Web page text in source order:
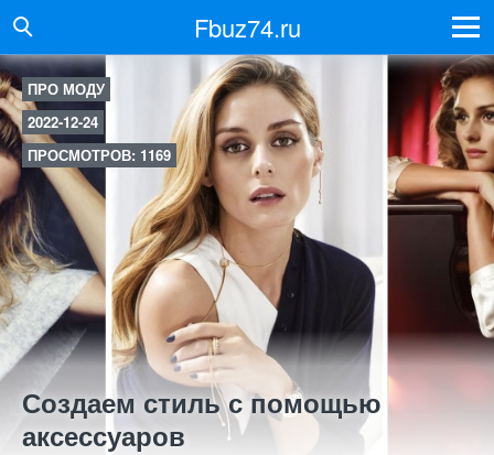
Fbuz74.ru
ПРО МОДУ
2022-12-24
ПРОСМОТРОВ: 1169
Создаем стиль с помощью
аксессуаров